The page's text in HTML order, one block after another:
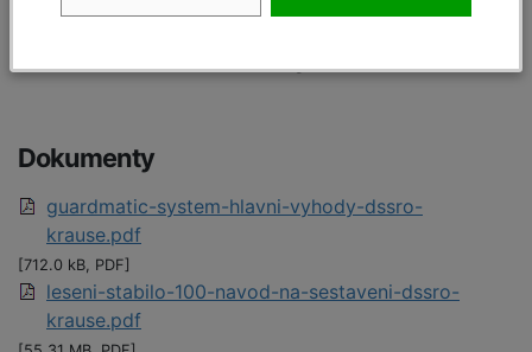
M zatížení podlážky: 240,00 kg
Dokumenty
guardmatic-system-hlavni-vyhody-dssro-
krause.pdf
[712.0 kB, PDF]
leseni-stabilo-100-navod-na-sestaveni-dssro-
krause.pdf